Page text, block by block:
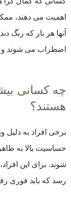
اهمیت می ‌دهند،
آنها هر بار که رنگ
اضطراب می ‌شوند و
چه کسانی
هستند؟
برخی افراد به
حساسیت بالا به
شوند. برای این
‌رسد که باید فوری